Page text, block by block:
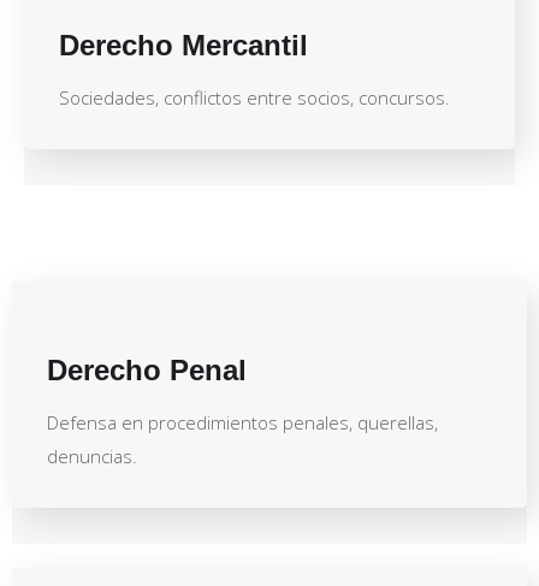
Derecho Mercantil
Sociedades, conflictos entre socios, concursos.
Derecho Penal
Defensa en procedimientos penales, querellas,
denuncias.